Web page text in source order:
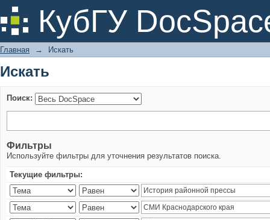
КубГУ
Искать
Главная → Искать
Искать
Поиск:
Фильтры
Используйте фильтры для уточнения результатов поиска.
Текущие фильтры: